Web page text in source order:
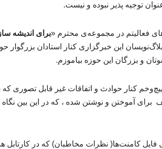
توجیه پذیر نبوده و نیست.
فعالیتم در مجموعه‌ی محترم «برای اندیشه
این خبرگزاری کنار استادان بزرگوار
و بزرگان این حوزه بیاموزم.
کنار حوادث و اتفاقات غیر قابل تصوری
برای آموختن و نوشتن شده ، که در این بین نگاه
فایل کامنت‌ها( نظرات مخاطبان) که در کارتابل